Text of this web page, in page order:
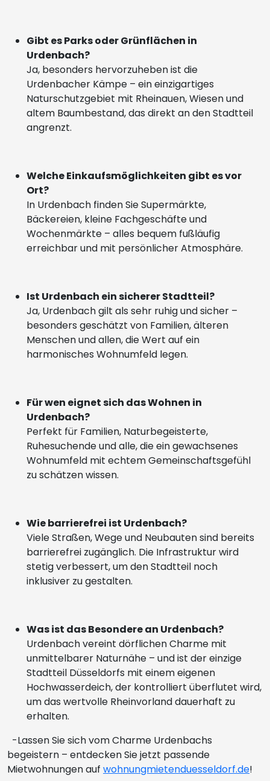
Gibt es Parks oder Grünflächen in
Urdenbach?
Ja, besonders hervorzuheben ist die
Urdenbacher Kämpe – ein einzigartiges
Naturschutzgebiet mit Rheinauen, Wiesen und
altem Baumbestand, das direkt an den Stadtteil
angrenzt.
Welche Einkaufsmöglichkeiten gibt es vor
Ort?
In Urdenbach finden Sie Supermärkte,
Bäckereien, kleine Fachgeschäfte und
Wochenmärkte – alles bequem fußläufig
erreichbar und mit persönlicher Atmosphäre.
Ist Urdenbach ein sicherer Stadtteil?
Ja, Urdenbach gilt als sehr ruhig und sicher –
besonders geschätzt von Familien, älteren
Menschen und allen, die Wert auf ein
harmonisches Wohnumfeld legen.
Für wen eignet sich das Wohnen in
Urdenbach?
Perfekt für Familien, Naturbegeisterte,
Ruhesuchende und alle, die ein gewachsenes
Wohnumfeld mit echtem Gemeinschaftsgefühl
zu schätzen wissen.
Wie barrierefrei ist Urdenbach?
Viele Straßen, Wege und Neubauten sind bereits
barrierefrei zugänglich. Die Infrastruktur wird
stetig verbessert, um den Stadtteil noch
inklusiver zu gestalten.
Was ist das Besondere an Urdenbach?
Urdenbach vereint dörflichen Charme mit
unmittelbarer Naturnähe – und ist der einzige
Stadtteil Düsseldorfs mit einem eigenen
Hochwasserdeich, der kontrolliert überflutet wird,
um das wertvolle Rheinvorland dauerhaft zu
erhalten.
-Lassen Sie sich vom Charme Urdenbachs
begeistern – entdecken Sie jetzt passende
Mietwohnungen auf wohnungmietenduesseldorf.de!